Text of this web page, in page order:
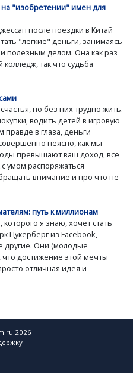
на "изобретении" имен для
после поездки в Китай
"легкие" деньги, занимаясь
полезным делом. Она как раз
колледж, так что судьба
но без них трудно жить.
водить детей в игровую
в глаза, деньги
неясно, как мы
превышают ваш доход, все
умом распоряжаться
внимание и про что не
путь к миллионам
я знаю, хочет стать
Цукерберг из Facebook,
другие. Они (молодые
достижение этой мечты
отличная идея и
2026